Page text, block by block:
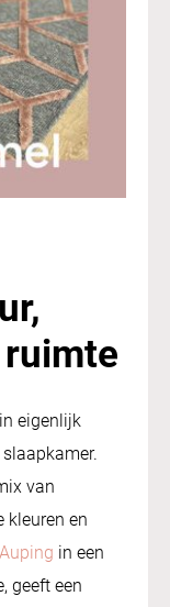
eigenlijk
van
kleuren en
Auping in een
geeft een